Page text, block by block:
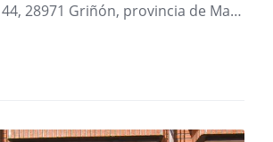
Calle Mayor 44, 28971 Griñón, provincia de Madrid, España